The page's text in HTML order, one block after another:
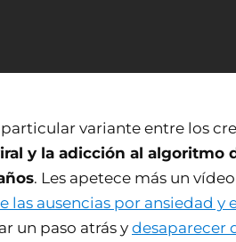
particular variante entre los
y la adicción al algoritmo
. Les apetece más un
las ausencias por ansiedad y
un paso atrás y desaparecer